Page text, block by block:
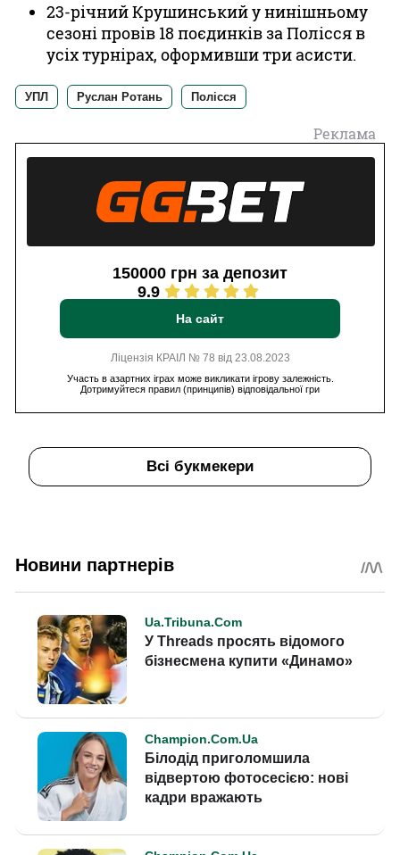
23-річний Крушинський у нинішньому
сезоні провів 18 поєдинків за Полісся в
усіх турнірах, оформивши три асисти.
УПЛ Руслан Ротань Полісся
Реклама
150000 грн за депозит
9.9
На сайт
Ліцензія КРАІЛ № 78 від 23.08.2023
Участь в азартних іграх може викликати ігрову залежність.
Дотримуйтеся правил (принципів) відповідальної гри
Всі букмекери